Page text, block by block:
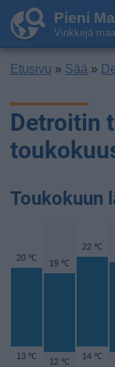
Pieni
Vinkkejä
Etusivu » Sää »
Detroitin
Toukokuun
20 ℃
13 ℃
19 ℃
12 ℃
22 ℃
14 ℃